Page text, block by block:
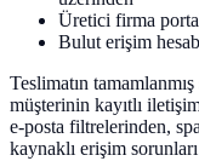
Üretici firma
Bulut erişim
Teslimatın
müşterinin kayıtlı
e-posta filtrelerinden,
kaynaklı erişim